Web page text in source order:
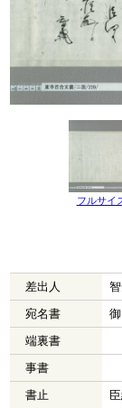
フルサイ
差出人
宛名書
端裏書
事書
書止